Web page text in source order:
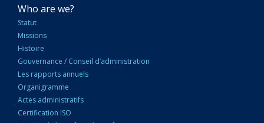
NAVIGATION
PRINCIPALE
Who are we?
Statut
Missions
Histoire
Gouvernance / Conseil d’administration
Les rapports annuels
Organigramme
Actes administratifs
Certification ISO